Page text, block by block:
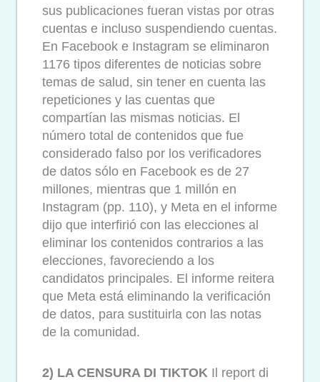
sus publicaciones fueran vistas por otras
cuentas e incluso suspendiendo cuentas.
En Facebook e Instagram se eliminaron
1176 tipos diferentes de noticias sobre
temas de salud, sin tener en cuenta las
repeticiones y las cuentas que
compartían las mismas noticias. El
número total de contenidos que fue
considerado falso por los verificadores
de datos sólo en Facebook es de 27
millones, mientras que 1 millón en
Instagram (pp. 110), y Meta en el informe
dijo que interfirió con las elecciones al
eliminar los contenidos contrarios a las
elecciones, favoreciendo a los
candidatos principales. El informe reitera
que Meta está eliminando la verificación
de datos, para sustituirla con las notas
de la comunidad.
2) LA CENSURA DI TIKTOK Il report di